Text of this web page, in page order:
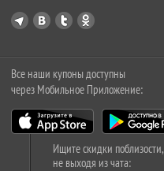
Все наши купоны доступны
через Мобильное Приложение:
Ищите скидки поблизости,
не выходя из чата: